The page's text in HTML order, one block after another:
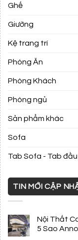
Ghế
Giường
Kệ trang trí
Phòng Ăn
Phòng Khách
Phòng ngủ
Sản phẩm khác
Sofa
Tab Sofa - Tab
TIN MỚI CẬP
Nội Thất
5 Sao